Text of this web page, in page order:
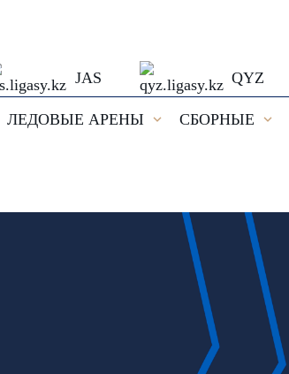
JAS QYZ
ЛЕДОВЫЕ АРЕНЫ СБОРНЫЕ